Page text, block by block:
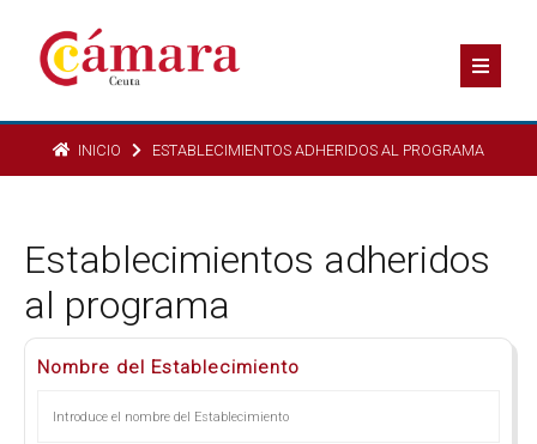
INICIO ESTABLECIMIENTOS ADHERIDOS AL PROGRAMA
Establecimientos adheridos
al programa
Nombre del Establecimiento